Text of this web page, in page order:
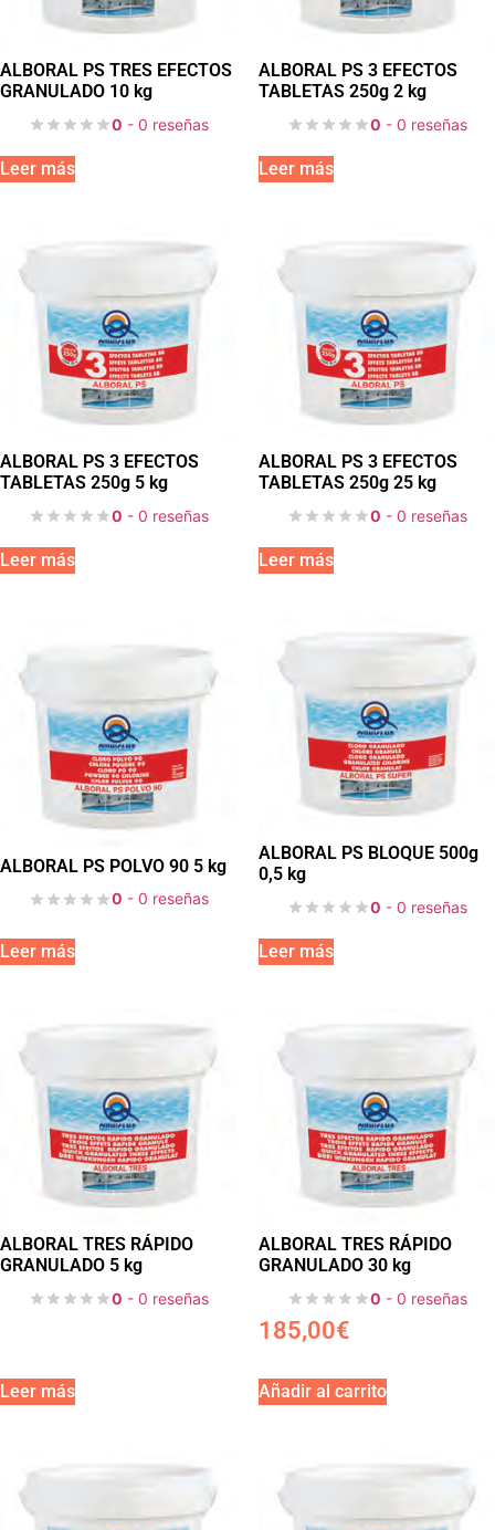
ALBORAL PS TRES EFECTOS
GRANULADO 10 kg
0 - 0 reseñas
Leer más
ALBORAL PS 3 EFECTOS
TABLETAS 250g 2 kg
0 - 0 reseñas
Leer más
ALBORAL PS 3 EFECTOS
TABLETAS 250g 5 kg
0 - 0 reseñas
Leer más
ALBORAL PS 3 EFECTOS
TABLETAS 250g 25 kg
0 - 0 reseñas
Leer más
ALBORAL PS POLVO 90 5 kg
0 - 0 reseñas
Leer más
ALBORAL PS BLOQUE 500g
0,5 kg
0 - 0 reseñas
Leer más
ALBORAL TRES RÁPIDO
GRANULADO 5 kg
0 - 0 reseñas
Leer más
ALBORAL TRES RÁPIDO
GRANULADO 30 kg
0 - 0 reseñas
185,00€
Añadir al carrito